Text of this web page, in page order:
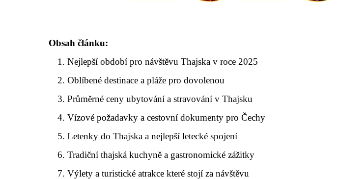
Obsah článku:
Nejlepší období pro návštěvu Thajska v roce 2025
Oblíbené destinace a pláže pro dovolenou
Průměrné ceny ubytování a stravování v Thajsku
Vízové požadavky a cestovní dokumenty pro Čechy
Letenky do Thajska a nejlepší letecké spojení
Tradiční thajská kuchyně a gastronomické zážitky
Výlety a turistické atrakce které stojí za návštěvu